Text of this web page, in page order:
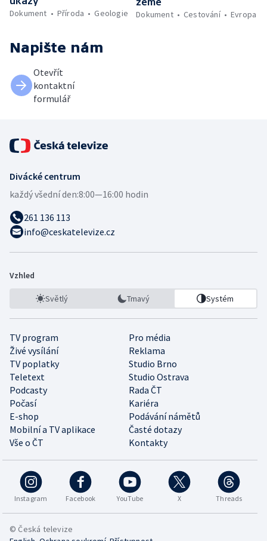
Dokument
Příroda Geologie
Dokument
Cestování Evropa
Napište nám
Otevřít
kontaktní
formulář
Divácké centrum
každý všední den:8:00—16:00 hodin
261 136 113
info@ceskatelevize.cz
Vzhled
Světlý Tmavý Systém
TV program
Pro média
Živé vysílání
Reklama
TV poplatky
Studio Brno
Teletext
Studio Ostrava
Podcasty
Rada ČT
Počasí
Kariéra
E-shop
Podávání námětů
Mobilní a TV aplikace
Časté dotazy
Vše o ČT
Kontakty
Instagram Facebook YouTube X Threads
© Česká televize